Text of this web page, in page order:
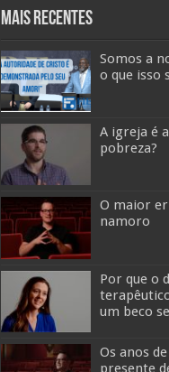
Mais Recentes
Somos a
o que isso
A igreja é
pobreza?
O maior
namoro
Por que o
um beco
Os anos
presente